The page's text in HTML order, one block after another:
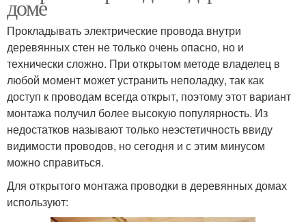
доме
Прокладывать электрические провода внутри
деревянных стен не только очень опасно, но и
технически сложно. При открытом методе владелец в
любой момент может устранить неполадку, так как
доступ к проводам всегда открыт, поэтому этот вариант
монтажа получил более высокую популярность. Из
недостатков называют только неэстетичность ввиду
видимости проводов, но сегодня и с этим минусом
можно справиться.
Для открытого монтажа проводки в деревянных домах
используют: